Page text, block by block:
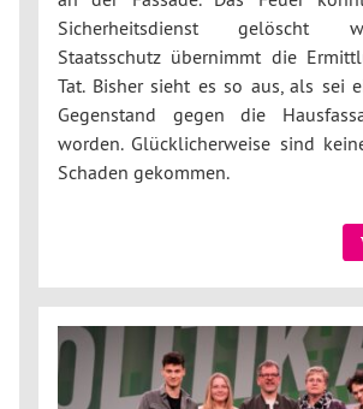
Sicherheitsdienst gelöscht
Staatsschutz übernimmt die
Tat. Bisher sieht es so aus, als sei
Gegenstand gegen die
worden. Glücklicherweise sind
Schaden gekommen.